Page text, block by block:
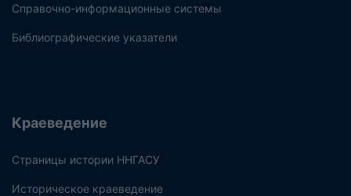
Справочно-информационные системы
Библиографические указатели
Краеведение
Страницы истории ННГАСУ
Историческое краеведение